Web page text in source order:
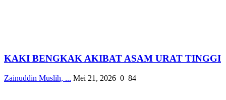
KAKI BENGKAK AKIBAT ASAM URAT TINGGI
Zainuddin Muslih, ... Mei 21, 2026 0 84